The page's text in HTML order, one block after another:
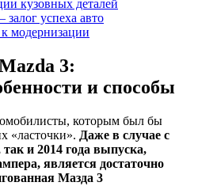
кузовных деталей
успеха авто
модернизации
3:
и способы
которым был бы
«ласточки». Даже в случае с
и 2014 года выпуска,
является достаточно